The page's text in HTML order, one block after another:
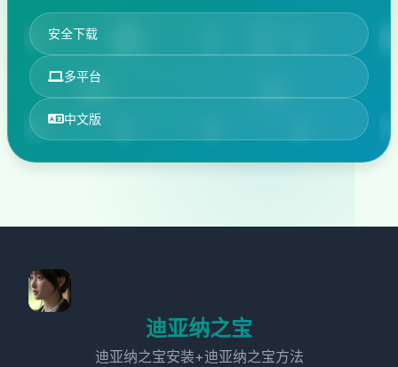
安全下载
多平台
中文版
迪亚纳之宝
迪亚纳之宝安装+迪亚纳之宝方法